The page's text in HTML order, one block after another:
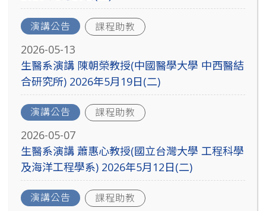
演講公告 課程助教
2026-05-13
生醫系演講 陳朝榮教授(中國醫學大學 中西醫結
合研究所) 2026年5月19日(二)
演講公告 課程助教
2026-05-07
生醫系演講 蕭惠心教授(國立台灣大學 工程科學
及海洋工程學系) 2026年5月12日(二)
演講公告 課程助教